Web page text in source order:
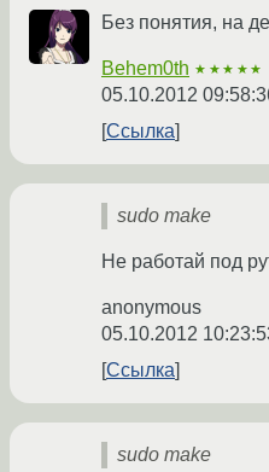
Без понятия, на
Behem0th ★★★★★
05.10.2012
Ссылка
sudo make
Не работай под
anonymous
05.10.2012
Ссылка
sudo make